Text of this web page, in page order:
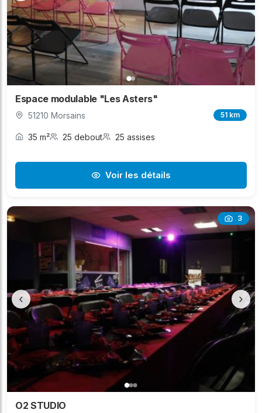
Espace modulable "Les Asters"
51210 Morsains 51 km
35 m² 25 debout 25 assises
Voir les détails
3
‹ ›
O2 STUDIO